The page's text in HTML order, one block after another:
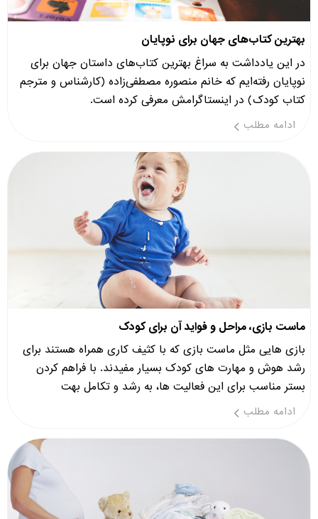
بهترین کتاب‌های جهان برای نوپایان
در این یادداشت به سراغ بهترین کتاب‌های داستان جهان برای
نوپایان رفته‌ایم که خانم منصوره مصطفی‌زاده (کارشناس و مترجم
کتاب کودک) در اینستاگرامش معرفی کرده است.
ادامه مطلب
ماست بازی، مراحل و فواید آن برای کودک
بازی هایی مثل ماست بازی که با کثیف کاری همراه هستند برای
رشد هوش و مهارت های کودک بسیار مفیدند. با فراهم کردن
بستر مناسب برای این فعالیت ها، به رشد و تکامل بهت
ادامه مطلب